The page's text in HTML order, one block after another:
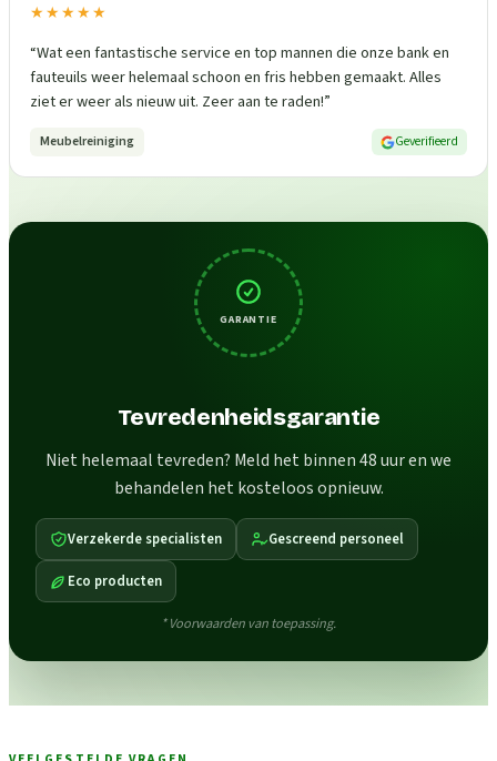
★★★★★
“Wat een fantastische service en top mannen die onze bank en
fauteuils weer helemaal schoon en fris hebben gemaakt. Alles
ziet er weer als nieuw uit. Zeer aan te raden!”
Meubelreiniging Geverifieerd
GARANTIE
Tevredenheidsgarantie
Niet helemaal tevreden? Meld het binnen 48 uur en we
behandelen het kosteloos opnieuw.
Verzekerde specialisten Gescreend personeel
Eco producten
* Voorwaarden van toepassing.